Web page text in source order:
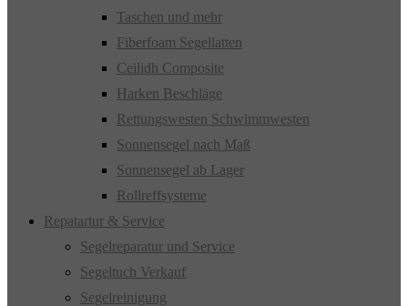
Taschen und mehr
Fiberfoam Segellatten
Ceilidh Composite
Harken Beschläge
Rettungswesten Schwimmwesten
Sonnensegel nach Maß
Sonnensegel ab Lager
Rollreffsysteme
Repatartur & Service
Segelreparatur und Service
Segeltuch Verkauf
Segelreinigung